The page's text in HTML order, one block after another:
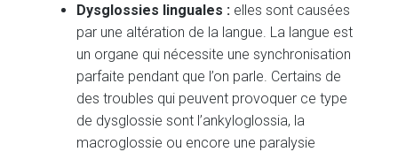
Dysglossies linguales : elles sont causées
par une altération de la langue. La langue est
un organe qui nécessite une synchronisation
parfaite pendant que l’on parle. Certains de
des troubles qui peuvent provoquer ce type
de dysglossie sont l’ankyloglossia, la
macroglossie ou encore une paralysie